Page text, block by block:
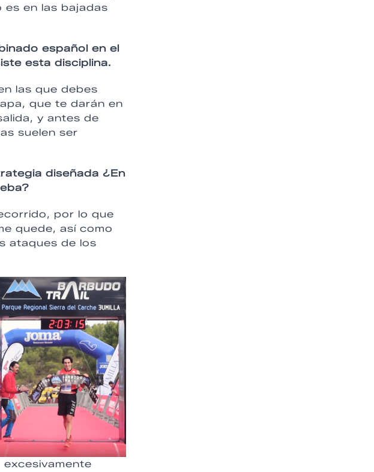
es en las bajadas
español en el
esta disciplina.
las que debes
que te darán en
y antes de
suelen ser
diseñada ¿En
por lo que
quede, así como
ataques de los